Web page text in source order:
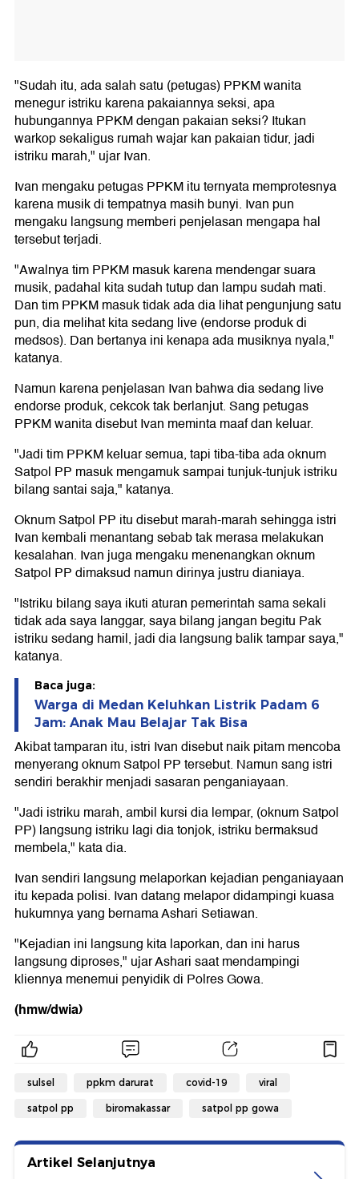
"Sudah itu, ada salah satu (petugas) PPKM wanita
menegur istriku karena pakaiannya seksi, apa
hubungannya PPKM dengan pakaian seksi? Itukan
warkop sekaligus rumah wajar kan pakaian tidur, jadi
istriku marah," ujar Ivan.
Ivan mengaku petugas PPKM itu ternyata memprotesnya
karena musik di tempatnya masih bunyi. Ivan pun
mengaku langsung memberi penjelasan mengapa hal
tersebut terjadi.
"Awalnya tim PPKM masuk karena mendengar suara
musik, padahal kita sudah tutup dan lampu sudah mati.
Dan tim PPKM masuk tidak ada dia lihat pengunjung satu
pun, dia melihat kita sedang live (endorse produk di
medsos). Dan bertanya ini kenapa ada musiknya nyala,"
katanya.
Namun karena penjelasan Ivan bahwa dia sedang live
endorse produk, cekcok tak berlanjut. Sang petugas
PPKM wanita disebut Ivan meminta maaf dan keluar.
"Jadi tim PPKM keluar semua, tapi tiba-tiba ada oknum
Satpol PP masuk mengamuk sampai tunjuk-tunjuk istriku
bilang santai saja," katanya.
Oknum Satpol PP itu disebut marah-marah sehingga istri
Ivan kembali menantang sebab tak merasa melakukan
kesalahan. Ivan juga mengaku menenangkan oknum
Satpol PP dimaksud namun dirinya justru dianiaya.
"Istriku bilang saya ikuti aturan pemerintah sama sekali
tidak ada saya langgar, saya bilang jangan begitu Pak
istriku sedang hamil, jadi dia langsung balik tampar saya,"
katanya.
Baca juga:
Warga di Medan Keluhkan Listrik Padam 6
Jam: Anak Mau Belajar Tak Bisa
Akibat tamparan itu, istri Ivan disebut naik pitam mencoba
menyerang oknum Satpol PP tersebut. Namun sang istri
sendiri berakhir menjadi sasaran penganiayaan.
"Jadi istriku marah, ambil kursi dia lempar, (oknum Satpol
PP) langsung istriku lagi dia tonjok, istriku bermaksud
membela," kata dia.
Ivan sendiri langsung melaporkan kejadian penganiayaan
itu kepada polisi. Ivan datang melapor didampingi kuasa
hukumnya yang bernama Ashari Setiawan.
"Kejadian ini langsung kita laporkan, dan ini harus
langsung diproses," ujar Ashari saat mendampingi
kliennya menemui penyidik di Polres Gowa.
(hmw/dwia)
sulsel ppkm darurat covid-19 viral
satpol pp biromakassar satpol pp gowa
Artikel Selanjutnya